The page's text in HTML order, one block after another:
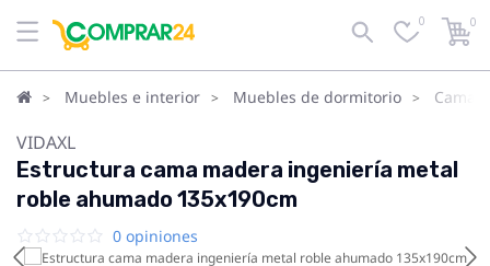
0 0
Muebles e interior Muebles de dormitorio Camas
VIDAXL
Estructura cama madera ingeniería metal
roble ahumado 135x190cm
0 opiniones